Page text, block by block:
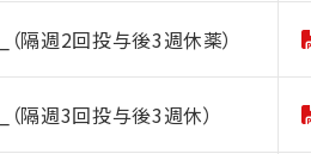
隔週2回投与後3週休薬）
隔週3回投与後3週休）